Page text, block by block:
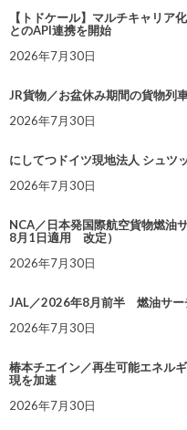
【トドケール】マルチキャリア
とのAPI連携を開始
2026年7月30日
JR貨物／お盆休み期間の貨物列
2026年7月30日
にしてつドイツ現地法人 シュツ
2026年7月30日
NCA／日本発国際航空貨物燃油
8月1日適用 改定）
2026年7月30日
JAL／2026年8月前半 燃油サー
2026年7月30日
椿本チエイン／再生可能エネル
現を加速
2026年7月30日